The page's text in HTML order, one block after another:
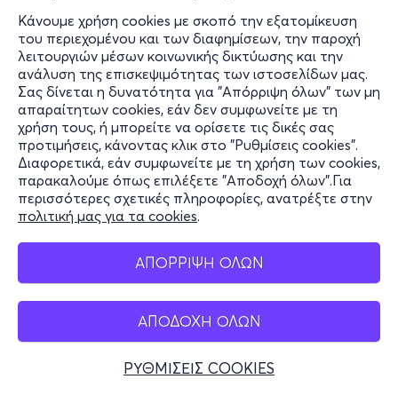
Κάνουμε χρήση cookies με σκοπό την εξατομίκευση
του περιεχομένου και των διαφημίσεων, την παροχή
λειτουργιών μέσων κοινωνικής δικτύωσης και την
ανάλυση της επισκεψιμότητας των ιστοσελίδων μας.
Σας δίνεται η δυνατότητα για "Απόρριψη όλων" των μη
απαραίτητων cookies, εάν δεν συμφωνείτε με τη
χρήση τους, ή μπορείτε να ορίσετε τις δικές σας
προτιμήσεις, κάνοντας κλικ στο "Ρυθμίσεις cookies".
Διαφορετικά, εάν συμφωνείτε με τη χρήση των cookies,
παρακαλούμε όπως επιλέξετε "Αποδοχή όλων".Για
περισσότερες σχετικές πληροφορίες, ανατρέξτε στην
πολιτική μας για τα cookies.
ΑΠΟΡΡΙΨΗ ΟΛΩΝ
ΑΠΟΔΟΧΗ ΟΛΩΝ
ΡΥΘΜΙΣΕΙΣ COOKIES